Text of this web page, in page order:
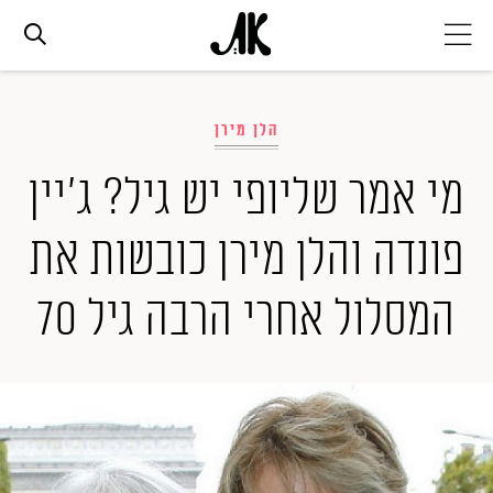
אופנה
ביוטי
סלבס
ערוצים נוספים
המגזין
הלן מירן
מי אמר שליופי יש גיל? ג'יין
פונדה והלן מירן כובשות את
המסלול אחרי הרבה גיל 70